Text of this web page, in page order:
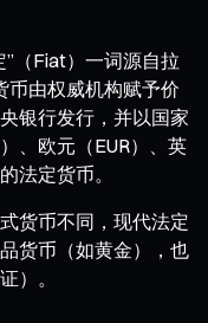
（Fiat）一词源自拉
币由权威机构赋予价
银行发行，并以国家
、欧元（EUR）、英
法定货币。
货币不同，现代法定
货币（如黄金），也
）。